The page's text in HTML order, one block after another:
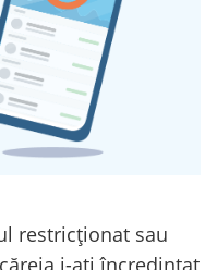
restricționat sau